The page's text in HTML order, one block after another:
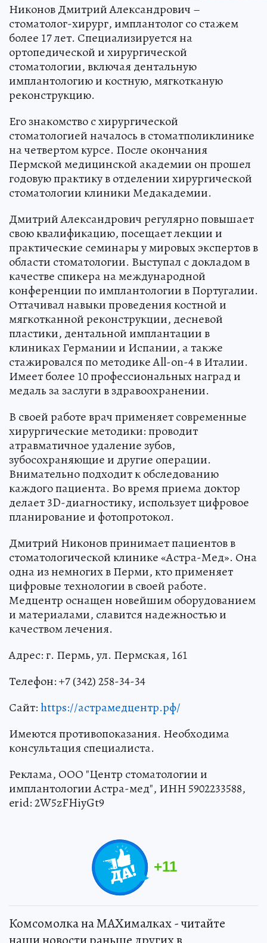
Никонов Дмитрий Александрович –
стоматолог-хирург, имплантолог со стажем
более 17 лет. Специализируется на
ортопедической и хирургической
стоматологии, включая дентальную
имплантологию и костную, мягкотканую
реконструкцию.
Его знакомство с хирургической
стоматологией началось в стоматполиклинике
на четвертом курсе. После окончания
Пермской медицинской академии он прошел
годовую практику в отделении хирургической
стоматологии клиники Медакадемии.
Дмитрий Александрович регулярно повышает
свою квалификацию, посещает лекции и
практические семинары у мировых экспертов в
области стоматологии. Выступал с докладом в
качестве спикера на международной
конференции по имплантологии в Португалии.
Оттачивал навыки проведения костной и
мягкотканной реконструкции, десневой
пластики, дентальной имплантации в
клиниках Германии и Испании, а также
стажировался по методике All-on-4 в Италии.
Имеет более 10 профессиональных наград и
медаль за заслуги в здравоохранении.
В своей работе врач применяет современные
хирургические методики: проводит
атравматичное удаление зубов,
зубосохраняющие и другие операции.
Внимательно подходит к обследованию
каждого пациента. Во время приема доктор
делает 3D-диагностику, использует цифровое
планирование и фотопротокол.
Дмитрий Никонов принимает пациентов в
стоматологической клинике «Астра-Мед». Она
одна из немногих в Перми, кто применяет
цифровые технологии в своей работе.
Медцентр оснащен новейшим оборудованием
и материалами, славится надежностью и
качеством лечения.
Адрес: г. Пермь, ул. Пермская, 161
Телефон: +7 (342) 258-34-34
Сайт:https://астрамедцентр.рф/
Имеются противопоказания. Необходима
консультация специалиста.
Реклама, ООО "Центр стоматологии и
имплантологии Астра-мед", ИНН 5902233588,
erid: 2W5zFHiyGt9
+11
Комсомолка на MAXималках - читайте